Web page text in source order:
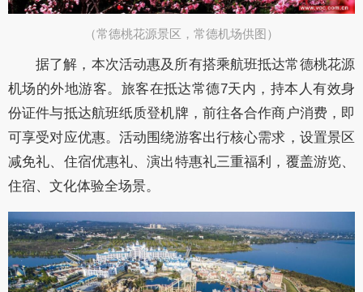
（常德桃花源景区，常德机场供图）​
据了解，本次活动惠及所有搭乘航班抵达常德桃花源
机场的外地游客。旅客在抵达常德7天内，持本人有效身
份证件与抵达航班纸质登机牌，前往各合作商户消费，即
可享受对应优惠。活动围绕游客出行核心需求，设置景区
减免礼、住宿优惠礼、演出特惠礼三重福利，覆盖游览、
住宿、文化体验全场景。